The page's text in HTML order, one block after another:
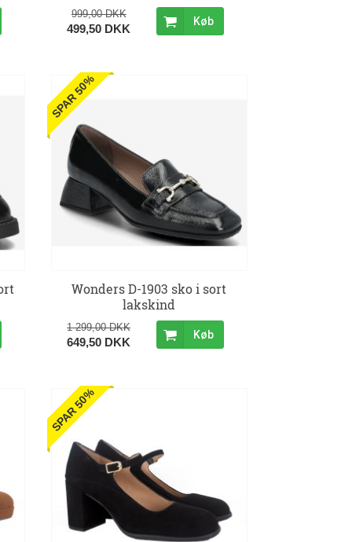
999,00 DKK
499,50 DKK
Køb
SPAR 50%
Wonders D-1903 sko i sort
lakskind
1 299,00 DKK
649,50 DKK
Køb
SPAR 50%